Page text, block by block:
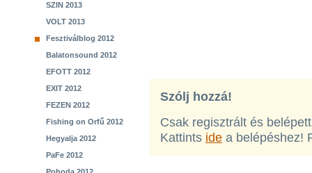
SZIN 2013
VOLT 2013
Fesztiválblog 2012
Balatonsound 2012
EFOTT 2012
EXIT 2012
FEZEN 2012
Fishing on Orfű 2012
Hegyalja 2012
PaFe 2012
Szólj hozzá!
Csak regisztrált és
Kattints ide a belépéshez!